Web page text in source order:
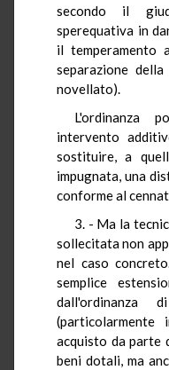
secondo il
sperequativa in
il temperamento
separazione
novellato).
L'ordinanza
intervento
sostituire, a
impugnata, una
conforme al
3. - Ma la
sollecitata non
nel caso
semplice
dall'ordinanza
acquisto da parte
beni dotali, ma